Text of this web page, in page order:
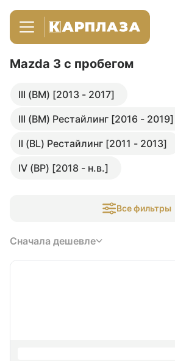
Mazda 3 с пробегом
III (BM) [2013 - 2017]
III (BM) Рестайлинг [2016 - 2019]
II (BL) Рестайлинг [2011 - 2013]
IV (BP) [2018 - н.в.]
Все фильтры
Сначала дешевле